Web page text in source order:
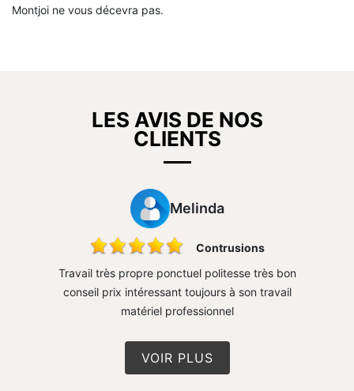
Montjoi ne vous décevra pas.
LES AVIS DE NOS
CLIENTS
Melinda
Contrusions
Travail très propre ponctuel politesse très bon
conseil prix intéressant toujours à son travail
matériel professionnel
VOIR PLUS